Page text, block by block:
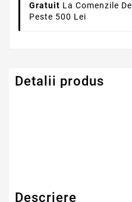
Gratuit La Comenzile De
Peste 500 Lei
Detalii produs
Descriere